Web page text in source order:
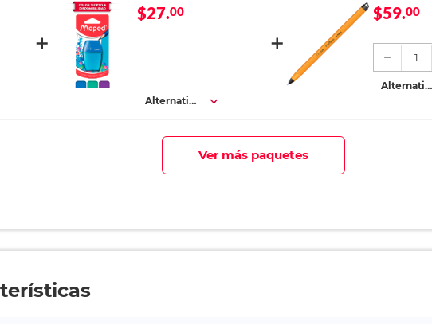
$27.00
Alternativa
azul / 12
$59.00
1
Alternativa
Ver más paquetes